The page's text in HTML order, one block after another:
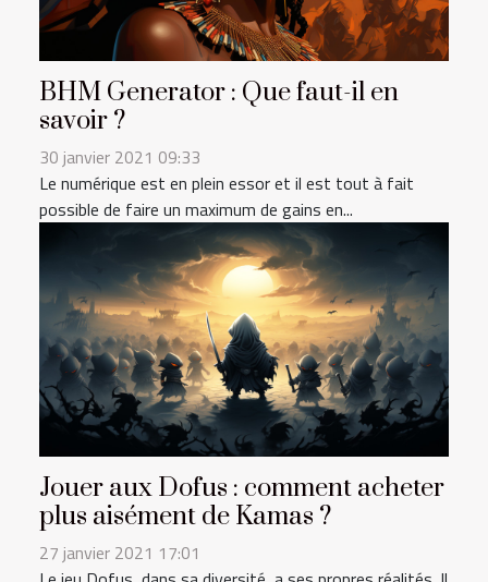
BHM Generator : Que faut-il en
savoir ?
30 janvier 2021 09:33
Le numérique est en plein essor et il est tout à fait
possible de faire un maximum de gains en...
Jouer aux Dofus : comment acheter
plus aisément de Kamas ?
27 janvier 2021 17:01